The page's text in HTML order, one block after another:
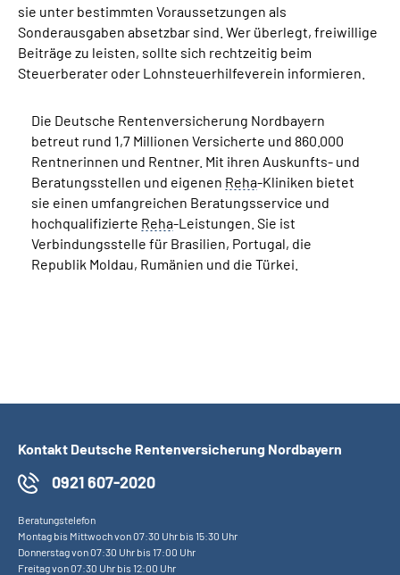
sie unter bestimmten Voraussetzungen als
Sonderausgaben absetzbar sind. Wer überlegt, freiwillige
Beiträge zu leisten, sollte sich rechtzeitig beim
Steuerberater oder Lohnsteuerhilfeverein informieren.
Die Deutsche Rentenversicherung Nordbayern
betreut rund 1,7 Millionen Versicherte und 860.000
Rentnerinnen und Rentner. Mit ihren Auskunfts- und
Beratungsstellen und eigenen Reha-Kliniken bietet
sie einen umfangreichen Beratungsservice und
hochqualifizierte Reha-Leistungen. Sie ist
Verbindungsstelle für Brasilien, Portugal, die
Republik Moldau, Rumänien und die Türkei.
Kontakt Deutsche Rentenversicherung Nordbayern
0921 607-2020
Beratungstelefon
Montag bis Mittwoch von 07:30 Uhr bis 15:30 Uhr
Donnerstag von 07:30 Uhr bis 17:00 Uhr
Freitag von 07:30 Uhr bis 12:00 Uhr